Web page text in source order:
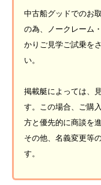
中古船グッドでのお
の為、ノークレーム
かりご見学ご試乗を
い。
掲載艇によっては、
す。この場合、ご購
方と優先的に商談を
その他、名義変更等
す。